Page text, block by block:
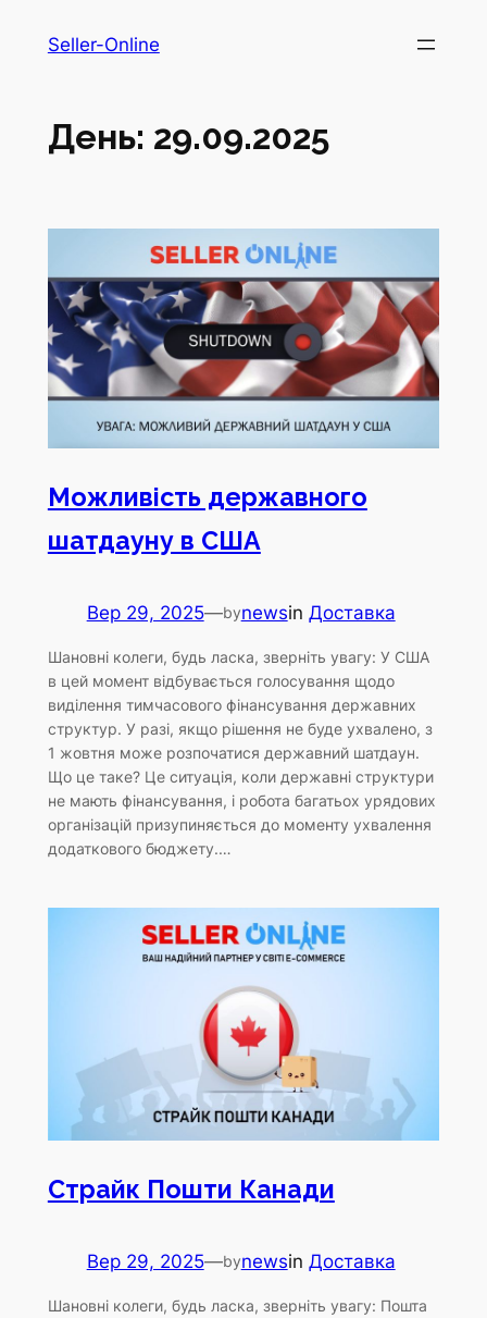
Seller-Online
День: 29.09.2025
Можливість державного
шатдауну в США
Вер 29, 2025—bynewsin Доставка
Шановні колеги, будь ласка, зверніть увагу: У США
в цей момент відбувається голосування щодо
виділення тимчасового фінансування державних
структур. У разі, якщо рішення не буде ухвалено, з
1 жовтня може розпочатися державний шатдаун.
Що це таке? Це ситуація, коли державні структури
не мають фінансування, і робота багатьох урядових
організацій призупиняється до моменту ухвалення
додаткового бюджету.…
Страйк Пошти Канади
Вер 29, 2025—bynewsin Доставка
Шановні колеги, будь ласка, зверніть увагу: Пошта